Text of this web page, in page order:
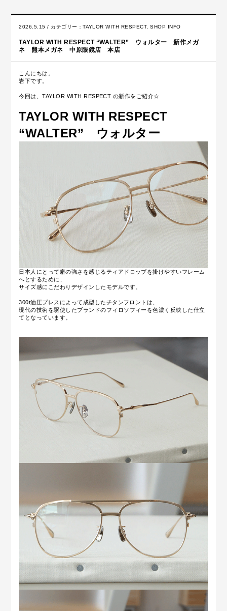
2026.5.15 / カテゴリー：TAYLOR WITH RESPECT,SHOP INFO
TAYLOR WITH RESPECT “WALTER” ウォルター 新作メガ
ネ 熊本メガネ 中原眼鏡店 本店
こんにちは。
岩下です。
今回は、TAYLOR WITH RESPECT の新作をご紹介☆
TAYLOR WITH RESPECT
“WALTER” ウォルター
日本人にとって癖の強さを感じるティアドロップを掛けやすいフレーム
へとするために、
サイズ感にこだわりデザインしたモデルです。
300t油圧プレスによって成型したチタンフロントは、
現代の技術を駆使したブランドのフィロソフィーを色濃く反映した仕立
てとなっています。